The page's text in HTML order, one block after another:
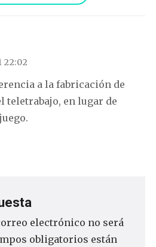
22:02
a la fabricación de
teletrabajo, en lugar de
electrónico no será
obligatorios están